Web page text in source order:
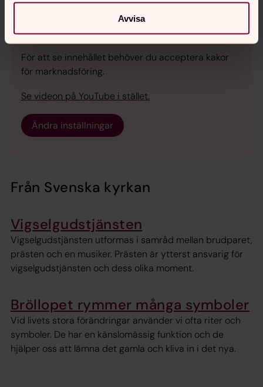
Avvisa
För att se innehållet behöver du acceptera kakor
för marknadsföring.
Se videon på YouTube i stället.
Ändra inställningar
Från Svenska kyrkan
Vigselgudstjänsten
Vigselgudstjänsten utformas i samråd mellan brudparet,
prästen och en musiker. Prästen är ytterst ansvarig för
vigselgudstjänsten och dess olika moment.
Bröllopet rymmer många symboler
Vid livets stora förändringar använder vi ofta riter och
symboler. De har en känslomässig funktion och de
hjälper oss att lämna det gamla och kliva in i det nya.